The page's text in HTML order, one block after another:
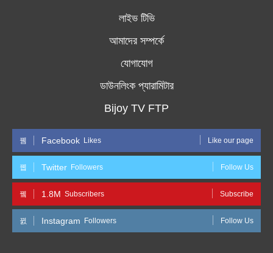
লাইভ টিভি
আমাদের সম্পর্কে
যোগাযোগ
ডাউনলিংক প্যারামিটার
Bijoy TV FTP
Facebook Likes Like our page
Twitter Followers Follow Us
1.8M Subscribers Subscribe
Instagram Followers Follow Us